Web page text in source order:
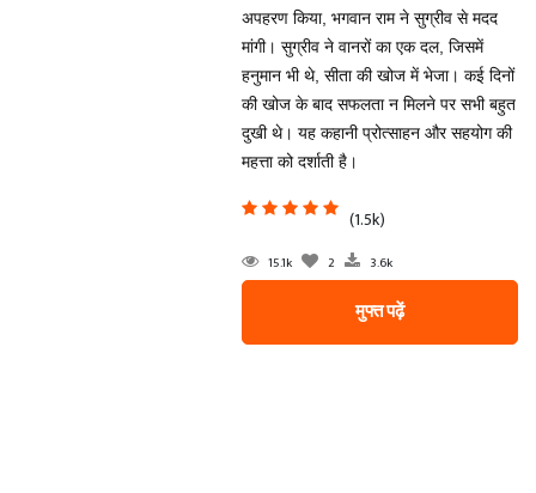
अपहरण किया, भगवान राम ने सुग्रीव से मदद
मांगी। सुग्रीव ने वानरों का एक दल, जिसमें
हनुमान भी थे, सीता की खोज में भेजा। कई दिनों
की खोज के बाद सफलता न मिलने पर सभी बहुत
दुखी थे। यह कहानी प्रोत्साहन और सहयोग की
महत्ता को दर्शाती है।
(1.5k)
15.1k 2 3.6k
मुफ्त पढ़ें